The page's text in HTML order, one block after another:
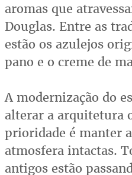
aromas que
Douglas. Entre as
estão os azulejos
pano e o creme de
A modernização do
alterar a arquitetura
prioridade é manter
atmosfera intactas.
antigos estão